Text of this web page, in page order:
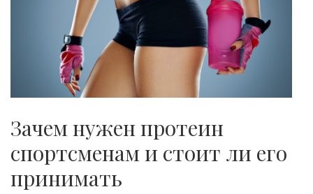
Зачем нужен протеин
спортсменам и стоит ли его
принимать